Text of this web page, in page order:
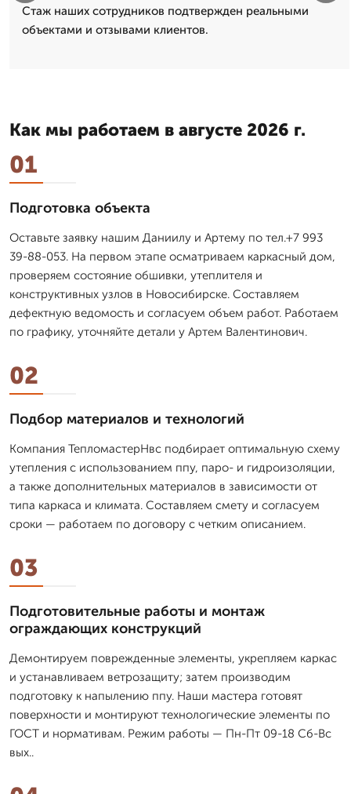
Стаж наших сотрудников подтвержден реальными
объектами и отзывами клиентов.
Как мы работаем в августе 2026 г.
01
Подготовка объекта
Оставьте заявку нашим Даниилу и Артему по тел.+7 993
39-88-053. На первом этапе осматриваем каркасный дом,
проверяем состояние обшивки, утеплителя и
конструктивных узлов в Новосибирске. Составляем
дефектную ведомость и согласуем объем работ. Работаем
по графику, уточняйте детали у Артем Валентинович.
02
Подбор материалов и технологий
Компания ТепломастерНвс подбирает оптимальную схему
утепления с использованием ппу, паро- и гидроизоляции,
а также дополнительных материалов в зависимости от
типа каркаса и климата. Составляем смету и согласуем
сроки — работаем по договору с четким описанием.
03
Подготовительные работы и монтаж
ограждающих конструкций
Демонтируем поврежденные элементы, укрепляем каркас
и устанавливаем ветрозащиту; затем производим
подготовку к напылению ппу. Наши мастера готовят
поверхности и монтируют технологические элементы по
ГОСТ и нормативам. Режим работы — Пн-Пт 09-18 Сб-Вс
вых..